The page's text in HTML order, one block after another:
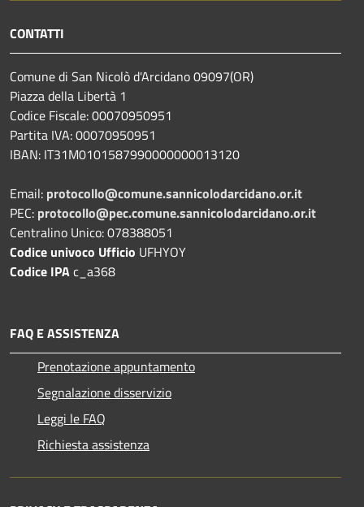
CONTATTI
Comune di San Nicolò d'Arcidano 09097(OR)
Piazza della Libertà 1
Codice Fiscale: 00070950951
Partita IVA: 00070950951
IBAN: IT31M0101587990000000013120
Email: protocollo@comune.sannicolodarcidano.or.it
PEC: protocollo@pec.comune.sannicolodarcidano.or.it
Centralino Unico: 078388051
Codice univoco Ufficio UFHYOY
Codice IPAc_a368
FAQ E ASSISTENZA
Prenotazione appuntamento
Segnalazione disservizio
Leggi le FAQ
Richiesta assistenza